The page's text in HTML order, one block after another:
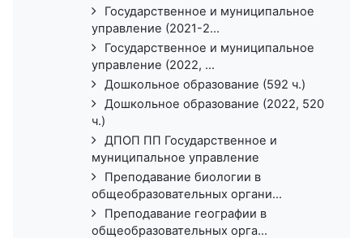
Государственное и муниципальное
управление (2021-2...
Государственное и муниципальное
управление (2022, ...
Дошкольное образование (592 ч.)
Дошкольное образование (2022, 520
ч.)
ДПОП ПП Государственное и
муниципальное управление
Преподавание биологии в
общеобразовательных органи...
Преподавание географии в
общеобразовательных орга...